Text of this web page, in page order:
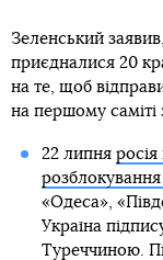
Зеленський
приєдналися 20
на те, щоб
на першому саміті
22 липня
розблокування
«Одеса»,
Україна
Туреччиною.